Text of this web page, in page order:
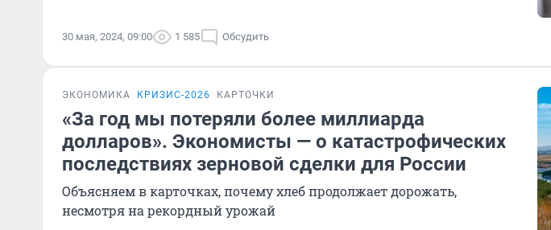
30 мая, 2024, 09:00 1 585 Обсудить
ЭКОНОМИКА КРИЗИС-2026 КАРТОЧКИ
«За год мы потеряли более миллиарда
долларов». Экономисты — о катастрофических
последствиях зерновой сделки для России
Объясняем в карточках, почему хлеб продолжает дорожать,
несмотря на рекордный урожай